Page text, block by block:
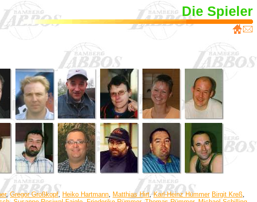
Die Spieler
,Gregor Großkopf, Heiko Hartmann, Matthias Hirt,Karl-Heinz Hümmer Birgit Kreß,